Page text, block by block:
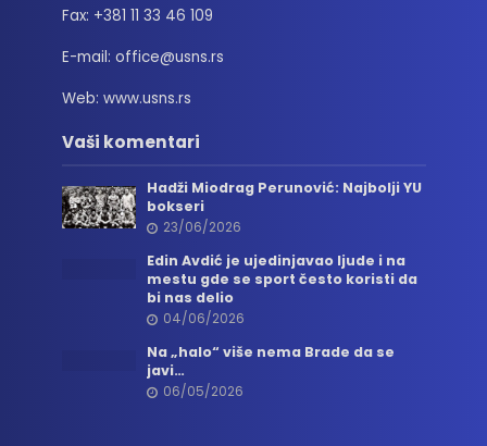
Fax: +381 11 33 46 109
E-mail: office@usns.rs
Web: www.usns.rs
Vaši komentari
Hadži Miodrag Perunović: Najbolji YU
bokseri
23/06/2026
Edin Avdić je ujedinjavao ljude i na
mestu gde se sport često koristi da
bi nas delio
04/06/2026
Na „halo“ više nema Brade da se
javi…
06/05/2026